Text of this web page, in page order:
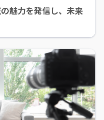
魅力を発信し、未来